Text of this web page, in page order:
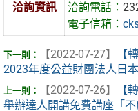
洽詢資訊
洽詢電話：
電子信箱：
【2022-07-27】
【
2023年度公益財團法人日
【2022-07-26】
【
舉辦達人開講免費講座「不